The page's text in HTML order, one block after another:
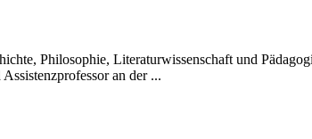
Philosophie, Literaturwissenschaft und
an der ...